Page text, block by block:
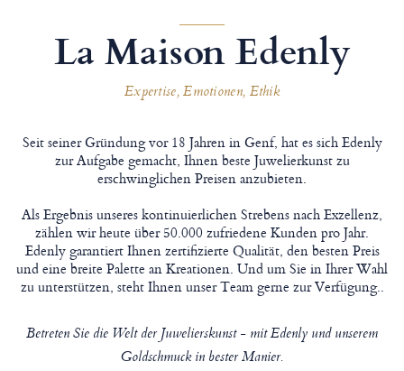
La Maison Edenly
Expertise, Emotionen, Ethik
Seit seiner Gründung vor 18 Jahren in Genf, hat es sich Edenly
zur Aufgabe gemacht, Ihnen beste Juwelierkunst zu
erschwinglichen Preisen anzubieten.
Als Ergebnis unseres kontinuierlichen Strebens nach Exzellenz,
zählen wir heute über 50.000 zufriedene Kunden pro Jahr.
Edenly garantiert Ihnen zertifizierte Qualität, den besten Preis
und eine breite Palette an Kreationen. Und um Sie in Ihrer Wahl
zu unterstützen, steht Ihnen unser Team gerne zur Verfügung..
Betreten Sie die Welt der Juwelierskunst - mit Edenly und unserem
Goldschmuck in bester Manier.